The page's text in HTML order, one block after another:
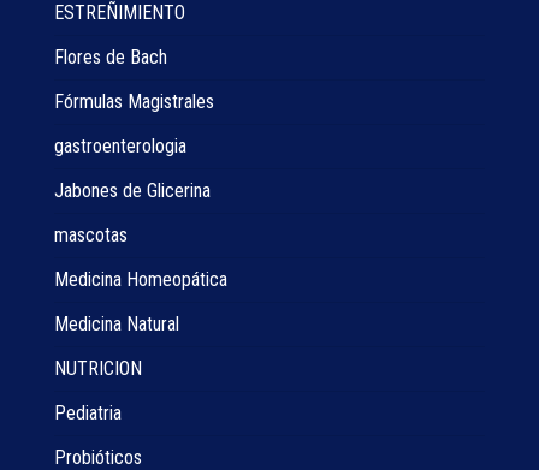
ESTREÑIMIENTO
Flores de Bach
Fórmulas Magistrales
gastroenterologia
Jabones de Glicerina
mascotas
Medicina Homeopática
Medicina Natural
NUTRICION
Pediatria
Probióticos